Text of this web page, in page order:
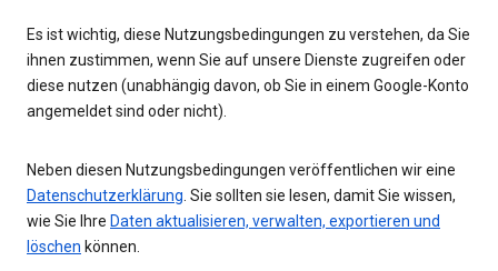
Es ist wichtig, diese Nutzungsbedingungen zu verstehen, da Sie
ihnen zustimmen, wenn Sie auf unsere Dienste zugreifen oder
diese nutzen (unabhängig davon, ob Sie in einem Google-Konto
angemeldet sind oder nicht).
Neben diesen Nutzungsbedingungen veröffentlichen wir eine
Datenschutzerklärung . Sie sollten sie lesen, damit Sie wissen,
wie Sie Ihre Daten aktualisieren, verwalten, exportieren und
löschen können.